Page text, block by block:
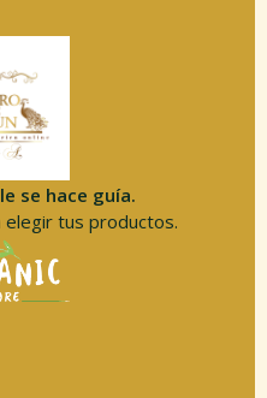
se hace guía.
tus productos.